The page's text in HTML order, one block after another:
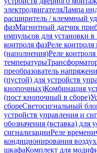
электродвигателяЛампа
расширитель / клеммный
фазМагнитный датчик
импульсов для установки
контроля фазРеле
(наполнения)Реле
температуры
преобразователь
(пустой) для устройств
кнопочных)Комбинация
(пост кнопочный в сборе)
сбореСветосигнальный
устройств управления и
обозначения (вставка) для
сигнализацииРеле времени
кондиционирования
шкафаКомплект для